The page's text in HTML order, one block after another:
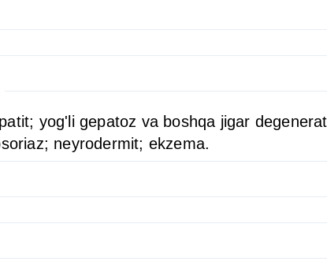
yog'li gepatoz va boshqa jigar
neyrodermit; ekzema.